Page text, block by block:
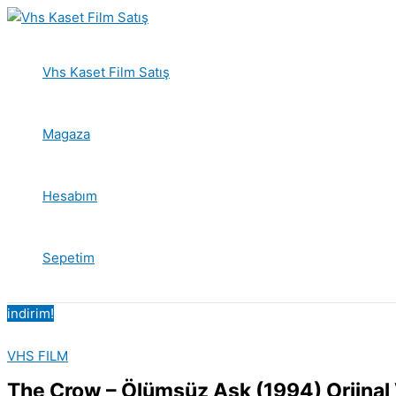
İçeriğe
Vhs Kaset Film Satış
Magaza
Hesabım
Sepetim
indirim!
VHS FILM